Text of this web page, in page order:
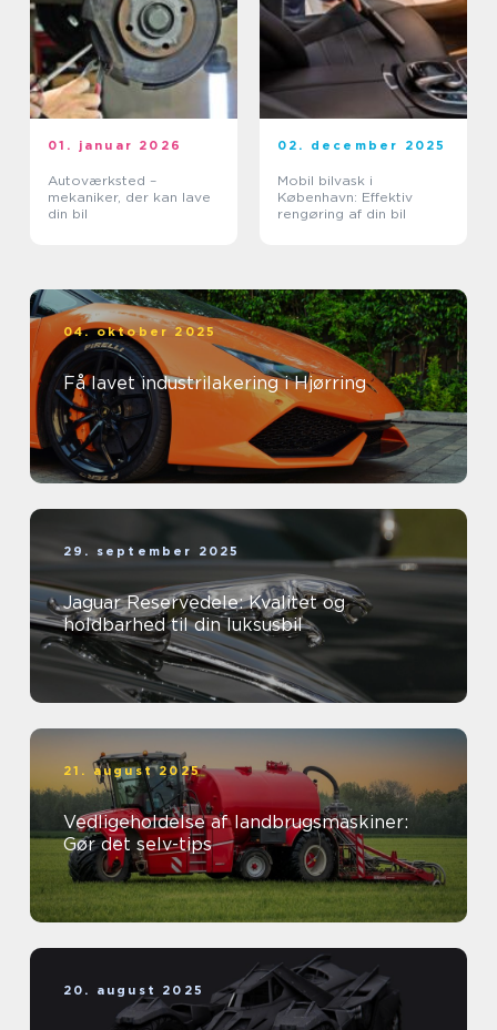
01. januar 2026
Autoværksted –
mekaniker, der kan lave
din bil
02. december 2025
Mobil bilvask i
København: Effektiv
rengøring af din bil
04. oktober 2025
Få lavet industrilakering i Hjørring
29. september 2025
Jaguar Reservedele: Kvalitet og
holdbarhed til din luksusbil
21. august 2025
Vedligeholdelse af landbrugsmaskiner:
Gør det selv-tips
20. august 2025